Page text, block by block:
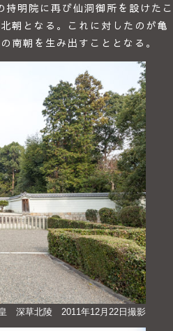
明院に再び仙洞御所を設けたこ
朝となる。これに対したのが亀
南朝を生み出すこととなる。
深草北陵 2011年12月22日撮影